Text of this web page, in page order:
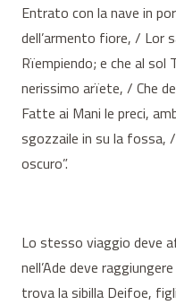
Entrato con la nave in
dell’armento fiore, / Lor
Rïempiendo; e che al sol
nerissimo arïete, / Che
Fatte ai Mani le preci,
sgozzaile in su la fossa,
oscuro”.
Lo stesso viaggio deve
nell’Ade deve
trova la sibilla Deifoe,